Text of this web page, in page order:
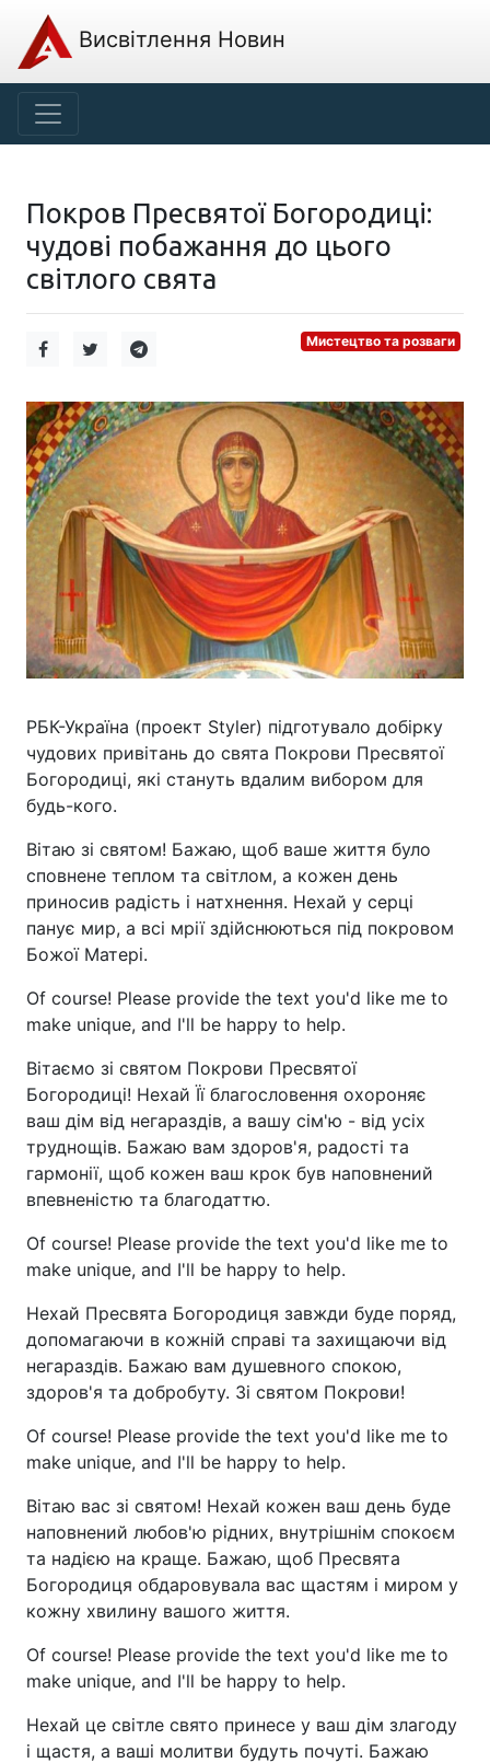
Висвітлення Новин
Покров Пресвятої Богородиці:
чудові побажання до цього
світлого свята
Мистецтво та розваги
РБК-Україна (проект Styler) підготувало добірку
чудових привітань до свята Покрови Пресвятої
Богородиці, які стануть вдалим вибором для
будь-кого.
Вітаю зі святом! Бажаю, щоб ваше життя було
сповнене теплом та світлом, а кожен день
приносив радість і натхнення. Нехай у серці
панує мир, а всі мрії здійснюються під покровом
Божої Матері.
Of course! Please provide the text you'd like me to
make unique, and I'll be happy to help.
Вітаємо зі святом Покрови Пресвятої
Богородиці! Нехай Її благословення охороняє
ваш дім від негараздів, а вашу сім'ю - від усіх
труднощів. Бажаю вам здоров'я, радості та
гармонії, щоб кожен ваш крок був наповнений
впевненістю та благодаттю.
Of course! Please provide the text you'd like me to
make unique, and I'll be happy to help.
Нехай Пресвята Богородиця завжди буде поряд,
допомагаючи в кожній справі та захищаючи від
негараздів. Бажаю вам душевного спокою,
здоров'я та добробуту. Зі святом Покрови!
Of course! Please provide the text you'd like me to
make unique, and I'll be happy to help.
Вітаю вас зі святом! Нехай кожен ваш день буде
наповнений любов'ю рідних, внутрішнім спокоєм
та надією на краще. Бажаю, щоб Пресвята
Богородиця обдаровувала вас щастям і миром у
кожну хвилину вашого життя.
Of course! Please provide the text you'd like me to
make unique, and I'll be happy to help.
Нехай це світле свято принесе у ваш дім злагоду
і щастя, а ваші молитви будуть почуті. Бажаю